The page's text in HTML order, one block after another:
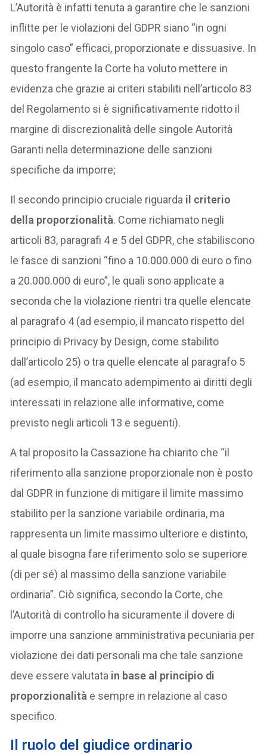
L’Autorità è infatti tenuta a garantire che le sanzioni
inflitte per le violazioni del GDPR siano “in ogni
singolo caso” efficaci, proporzionate e dissuasive. In
questo frangente la Corte ha voluto mettere in
evidenza che grazie ai criteri stabiliti nell’articolo 83
del Regolamento si è significativamente ridotto il
margine di discrezionalità delle singole Autorità
Garanti nella determinazione delle sanzioni
specifiche da imporre;
Il secondo principio cruciale riguarda il criterio
della proporzionalità. Come richiamato negli
articoli 83, paragrafi 4 e 5 del GDPR, che stabiliscono
le fasce di sanzioni “fino a 10.000.000 di euro o fino
a 20.000.000 di euro”, le quali sono applicate a
seconda che la violazione rientri tra quelle elencate
al paragrafo 4 (ad esempio, il mancato rispetto del
principio di Privacy by Design, come stabilito
dall’articolo 25) o tra quelle elencate al paragrafo 5
(ad esempio, il mancato adempimento ai diritti degli
interessati in relazione alle informative, come
previsto negli articoli 13 e seguenti).
A tal proposito la Cassazione ha chiarito che “il
riferimento alla sanzione proporzionale non è posto
dal GDPR in funzione di mitigare il limite massimo
stabilito per la sanzione variabile ordinaria, ma
rappresenta un limite massimo ulteriore e distinto,
al quale bisogna fare riferimento solo se superiore
(di per sé) al massimo della sanzione variabile
ordinaria”. Ciò significa, secondo la Corte, che
l’Autorità di controllo ha sicuramente il dovere di
imporre una sanzione amministrativa pecuniaria per
violazione dei dati personali ma che tale sanzione
deve essere valutata in base al principio di
proporzionalità e sempre in relazione al caso
specifico.
Il ruolo del giudice ordinario